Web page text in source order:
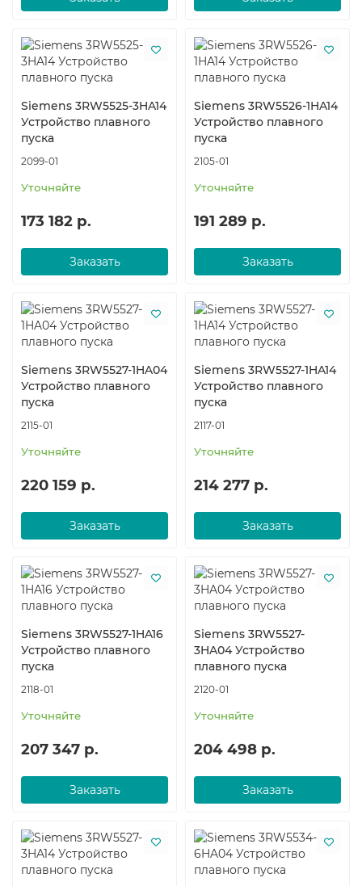
Siemens 3RW5525-3HA14
Устройство плавного
пуска
2099-01
Уточняйте
173 182 р.
Заказать
Siemens 3RW5526-1HA14
Устройство плавного
пуска
2105-01
Уточняйте
191 289 р.
Заказать
Siemens 3RW5527-1HA04
Устройство плавного
пуска
2115-01
Уточняйте
220 159 р.
Заказать
Siemens 3RW5527-1HA14
Устройство плавного
пуска
2117-01
Уточняйте
214 277 р.
Заказать
Siemens 3RW5527-1HA16
Устройство плавного
пуска
2118-01
Уточняйте
207 347 р.
Заказать
Siemens 3RW5527-
3HA04 Устройство
плавного пуска
2120-01
Уточняйте
204 498 р.
Заказать